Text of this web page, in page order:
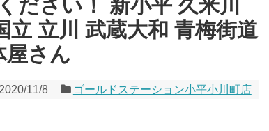
ださい！ 新小平 久米川
立 立川 武蔵大和 青梅街道
屋さん
2020/11/8 ゴールドステーション小平小川町店